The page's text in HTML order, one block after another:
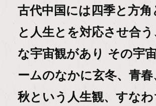
古代中国には四季と方角
と人生とを対応させ合
な宇宙観があり その宇
ームのなかに玄冬、青春
秋という人生観、すな